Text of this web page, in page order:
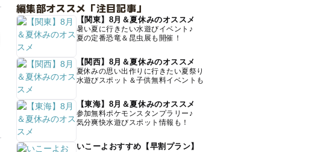
編集部オススメ「注目記事」
【関東】8月＆夏休みのオススメ
暑い夏に行きたい水遊びイベント♪
夏の定番恐竜＆昆虫展も開催！
【関西】8月＆夏休みのオススメ
夏休みの思い出作りに行きたい夏祭り
水遊びスポット＆子供無料イベントも
【東海】8月＆夏休みのオススメ
参加無料ポケモンスタンプラリー♪
気分爽快水遊びスポット情報も！
いこーよおすすめ【早割プラン】